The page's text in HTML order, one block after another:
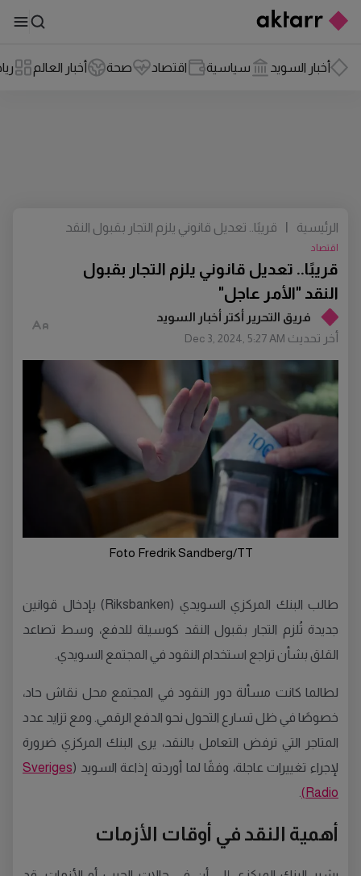
أخبار السويد سياسية اقتصاد صحة أخبار العالم
فريق التحرير أكتر أخبار السويد
أخر تحديث Dec 3, 2024, 5:27 AM
قريبًا.. تعديل قانوني يلزم التجار بقبول
النقد "الأمر عاجل"
اقتصاد
الرئيسية
قريبًا.. تعديل قانوني يلزم التجار بقبول النقد
Foto Fredrik Sandberg/TT
طالب البنك المركزي السويدي (Riksbanken) بإدخال قوانين
جديدة تُلزم التجار بقبول النقد كوسيلة للدفع، وسط تصاعد
القلق بشأن تراجع استخدام النقود في المجتمع السويدي.
لطالما كانت مسألة دور النقود في المجتمع محل نقاش حاد،
خصوصًا في ظل تسارع التحول نحو الدفع الرقمي. ومع تزايد عدد
المتاجر التي ترفض التعامل بالنقد، يرى البنك المركزي ضرورة
لإجراء تغييرات عاجلة، وفقًا لما أوردته إذاعة السويد (Sveriges
Radio)
أهمية النقد في أوقات الأزمات